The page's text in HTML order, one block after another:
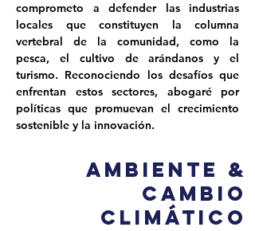
comprometo a defender las industrias
locales que constituyen la columna
vertebral de la comunidad, como la
pesca, el cultivo de arándanos y el
turismo. Reconociendo los desafíos que
enfrentan estos sectores, abogaré por
políticas que promuevan el crecimiento
sostenible y la innovación.
Ambiente &
cambio
climático